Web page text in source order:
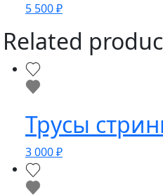
5 500₽
Related
Трусы
3 000₽